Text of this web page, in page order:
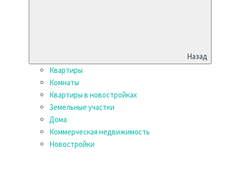
Назад
Квартиры
Комнаты
Квартиры в новостройках
Земельные участки
Дома
Коммерческая недвижимость
Новостройки